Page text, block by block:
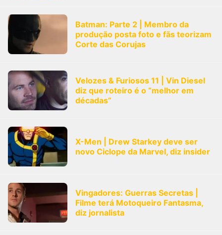
Batman: Parte 2 | Membro da
produção posta foto e fãs teorizam
Corte das Corujas
Velozes & Furiosos 11 | Vin Diesel
diz que roteiro é o “melhor em
décadas”
X-Men | Drew Starkey deve ser
novo Ciclope da Marvel, diz insider
Vingadores: Guerras Secretas |
Filme terá Motoqueiro Fantasma,
diz jornalista